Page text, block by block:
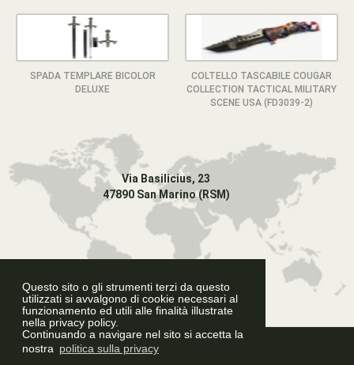
Questo sito o gli strumenti terzi da questo
utilizzati si avvalgono di cookie necessari al
funzionamento ed utili alle finalità illustrate
nella privacy policy.
Continuando a navigare nel sito si accetta la
nostra politica sulla privacy
SPADA TEMPLARE BICOLOR
DELUXE
COLTELLO TASCABILE COUGAR
COLLECTION TACTICAL MILITARY
SCENE USA (FD3039-2)
Via Basilicius, 23
47890 San Marino (RSM)
Graphic Design